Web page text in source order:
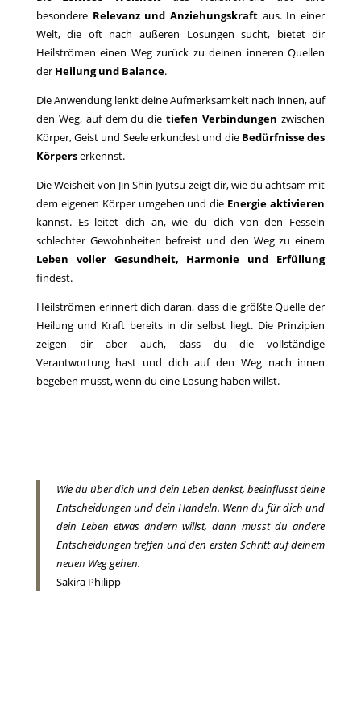
besondere Relevanz und Anziehungskraft aus. In einer
Welt, die oft nach äußeren Lösungen sucht, bietet dir
Heilströmen einen Weg zurück zu deinen inneren Quellen
der Heilung und Balance.
Die Anwendung lenkt deine Aufmerksamkeit nach innen, auf
den Weg, auf dem du dietiefen Verbindungen zwischen
Körper, Geist und Seele erkundest und die Bedürfnisse des
Körperserkennst.
Die Weisheit von Jin Shin Jyutsu zeigt dir, wie du achtsam mit
dem eigenen Körper umgehen und die Energie aktivieren
kannst. Es leitet dich an, wie du dich von den Fesseln
schlechter Gewohnheiten befreist und den Weg zu einem
Leben voller Gesundheit, Harmonie und Erfüllung
findest.
Heilströmen erinnert dich daran, dass die größte Quelle der
Heilung und Kraft bereits in dir selbst liegt. Die Prinzipien
zeigen dir aber auch, dass du die vollständige
Verantwortung hast und dich auf den Weg nach innen
begeben musst, wenn du eine Lösung haben willst.
Wie du über dich und dein Leben denkst, beeinflusst deine
Entscheidungen und dein Handeln. Wenn du für dich und
dein Leben etwas ändern willst, dann musst du andere
Entscheidungen treffen und den ersten Schritt auf deinem
neuen Weg gehen.
Sakira Philipp